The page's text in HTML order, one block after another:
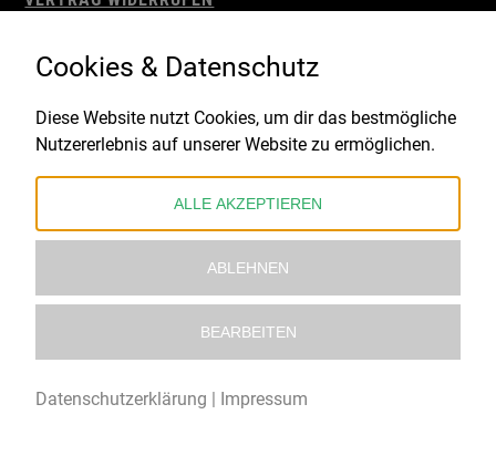
WIDERRUFSBELEHRUNG
IMPRESSUM
Gefördert durch:
Cookies & Datenschutz
Diese Website nutzt Cookies, um dir das bestmögliche
Nutzererlebnis auf unserer Website zu ermöglichen.
ALLE AKZEPTIEREN
ABLEHNEN
BEARBEITEN
Datenschutzerklärung | Impressum